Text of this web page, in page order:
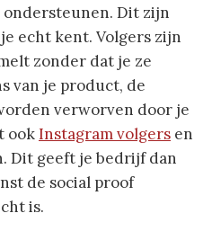
Dit zijn
echt kent. Volgers zijn
zonder dat je ze
van je product, de
verworven door je
ookInstagram volgers en
Dit geeft je bedrijf dan
de social proof
is.